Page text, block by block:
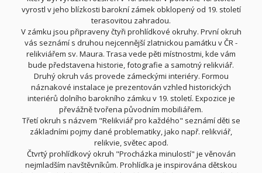
vyrostl v jeho blízkosti barokní zámek obklopený od 19. století
terasovitou zahradou.
V zámku jsou připraveny čtyři prohlídkové okruhy. První okruh
vás seznámí s druhou nejcennější zlatnickou památku v ČR -
relikviářem sv. Maura. Trasa vede pěti místnostmi, kde vám
bude představena historie, fotografie a samotný relikviář.
Druhý okruh vás provede zámeckými interiéry. Formou
náznakové instalace je prezentován vzhled historických
interiérů dolního barokního zámku v 19. století. Expozice je
převážně tvořena původním mobiliářem.
Třetí okruh s názvem "Relikviář pro každého" seznámí děti se
základními pojmy dané problematiky, jako např. relikviář,
relikvie, světec apod.
Čtvrtý prohlídkový okruh "Procházka minulostí" je věnován
nejmladším navštěvníkům. Prohlídka je inspirována dětskou